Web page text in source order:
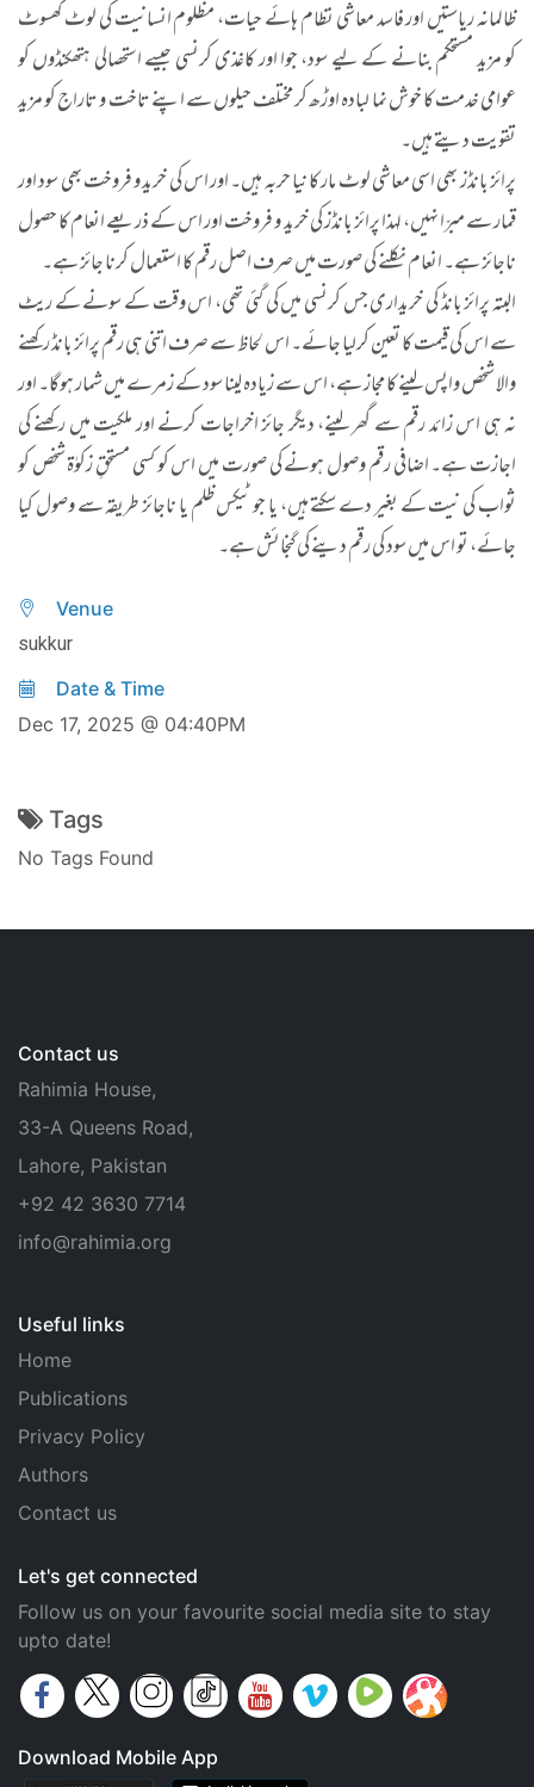
​​ظالمانہ ریاستیں اور فاسد معاشی نظام ہائے حیات، مظلوم انسانیت کی لوٹ کھسوٹ
کو مزید مستحکم بنانے کے لیے سود، جوا اور کاغذی کرنسی جیسے استحصالی ہتھکنڈوں کو
عوامی خدمت کا خوش نما لبادہ اوڑھ کر مختلف حیلوں سے اپنے تاخت و تاراج کو مزید
تقویت دیتے ہیں۔
پرائز بانڈز بھی اسی معاشی لوٹ مار کا نیا حربہ ہیں۔ اور اس کی خرید و فروخت بھی سود اور
قمار سے مبرّا نہیں، لہذا پرائز بانڈز کی خرید و فروخت اور اس کے ذریعے انعام کا حصول
ناجائز ہے۔ انعام نکلنے کی صورت میں صرف اصل رقم کا استعمال کرنا جائز ہے۔
البتہ پرائز بانڈ کی خریداری جس کرنسی میں کی گئی تھی، اس وقت کے سونے کے ریٹ
سے اس کی قیمت کا تعین کرلیا جائے۔ اس لحاظ سے صرف اتنی ہی رقم پرائز بانڈ رکھنے
والا شخص واپس لینے کا مجاز ہے، اس سے زیادہ لینا سود کے زمرے میں شمار ہوگا۔ اور
نہ ہی اس زائد رقم سے گھر لینے، دیگر جائز اخراجات کرنے اور ملکیت میں رکھنے کی
اجازت ہے۔ اضافی رقم وصول ہونے کی صورت میں اس کو کسی مستحقِ زکوٰۃ شخص کو
ثواب کی نیت کے بغیر دے سکتے ہیں، یا جو ٹیکس ظلم یا ناجائز طریقہ سے وصول کیا
جائے، تو اس میں سود کی رقم دینے کی گنجائش ہے۔
Venue
sukkur
Date & Time
Dec 17, 2025 @ 04:40PM
Tags
No Tags Found
Contact us
Rahimia House,
33-A Queens Road,
Lahore, Pakistan
+92 42 3630 7714
info@rahimia.org
Useful links
Home
Publications
Privacy Policy
Authors
Contact us
Let's get connected
Follow us on your favourite social media site to stay
upto date!
Download Mobile App